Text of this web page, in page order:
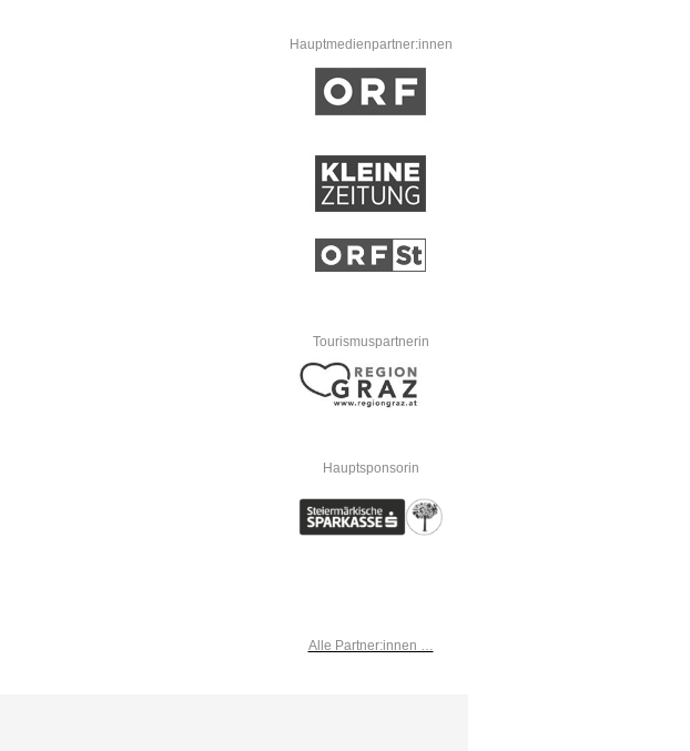
Hauptmedienpartner:innen
Tourismuspartnerin
Hauptsponsorin
Alle Partner:innen …